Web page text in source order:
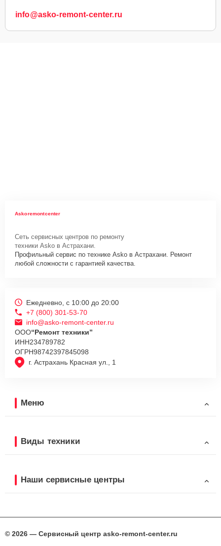
info@asko-remont-center.ru
Askoremontcenter
Сеть сервисных центров по ремонту
техники Asko в Астрахани.
Профильный сервис по технике Asko в Астрахани. Ремонт
любой сложности с гарантией качества.
г. Астрахань Красная ул., 1
Ежедневно, с 10:00 до 20:00
+7 (800) 301-53-70
info@asko-remont-center.ru
ООО“Ремонт техники”
ИНН234789782
ОГРН98742397845098
Меню
Виды техники
Наши сервисные центры
© 2026 — Сервисный центр asko-remont-center.ru